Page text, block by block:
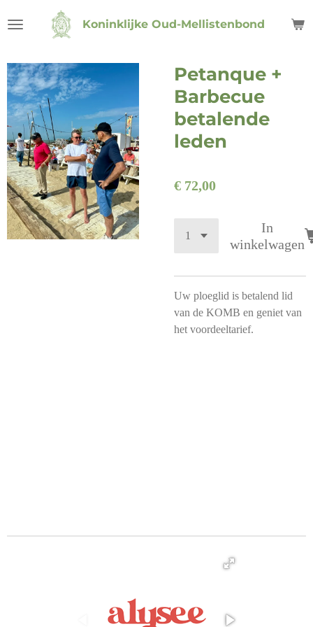
direct
de
hoofdinhoud
Koninklijke Oud-Mellistenbond
Petanque +
Barbecue
betalende
leden
€ 72,00
In
winkelwagen
Uw ploeglid is betalend lid
van de KOMB en geniet van
het voordeeltarief.